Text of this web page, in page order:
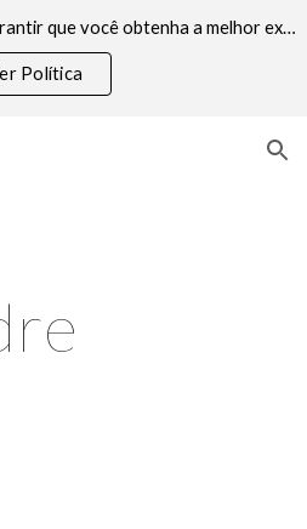
Este site usa cookies para garantir que você obtenha a melhor experiência em nosso site. Ao usar nosso site você consente cookies
Política